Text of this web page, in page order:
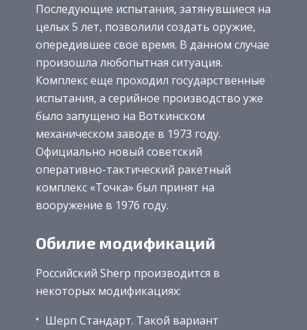
Последующие испытания, затянувшиеся на
целых 5 лет, позволили создать оружие,
опередившее свое время. В данном случае
произошла любопытная ситуация.
Комплекс еще проходил государственные
испытания, а серийное производство уже
было запущено на Воткинском
механическом заводе в 1973 году.
Официально новый советский
оперативно-тактический ракетный
комплекс «Точка» был принят на
вооружение в 1976 году.
Обилие модификаций
Российский Sherp производится в
некоторых модификациях:
Шерп Стандарт. Такой вариант